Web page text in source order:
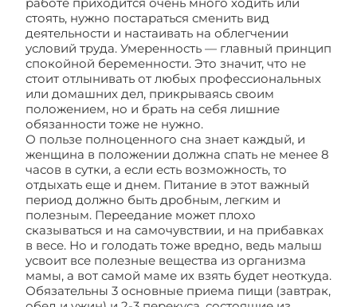
стоять, нужно постараться сменить вид
деятельности и настаивать на облегчении
условий труда. Умеренность — главный принцип
спокойной беременности. Это значит, что не
стоит отлынивать от любых профессиональных
или домашних дел, прикрываясь своим
положением, но и брать на себя лишние
обязанности тоже не нужно.
О пользе полноценного сна знает каждый, и
женщина в положении должна спать не менее 8
часов в сутки, а если есть возможность, то
отдыхать еще и днем. Питание в этот важный
период должно быть дробным, легким и
полезным. Переедание может плохо
сказываться и на самочувствии, и на прибавках
в весе. Но и голодать тоже вредно, ведь малыш
усвоит все полезные вещества из организма
мамы, а вот самой маме их взять будет неоткуда.
Обязательны 3 основные приема пищи (завтрак,